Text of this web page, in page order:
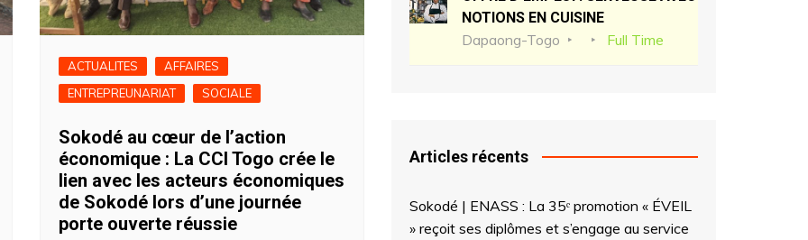
ACTUALITES
AFFAIRES
ENTREPREUNARIAT
SOCIALE
Sokodé au cœur de l’action
économique : La CCI Togo crée le
lien avec les acteurs économiques
de Sokodé lors d’une journée
porte ouverte réussie
NOTIONS EN CUISINE
Dapaong-Togo Full Time
Articles récents
Sokodé | ENASS : La 35ᵉ promotion « ÉVEIL
» reçoit ses diplômes et s’engage au service